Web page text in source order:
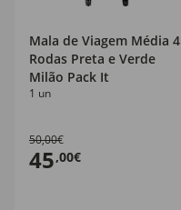
Mala de Viagem Média 4
Rodas Preta e Verde
Milão Pack It
1 un
50,00€
45,00€